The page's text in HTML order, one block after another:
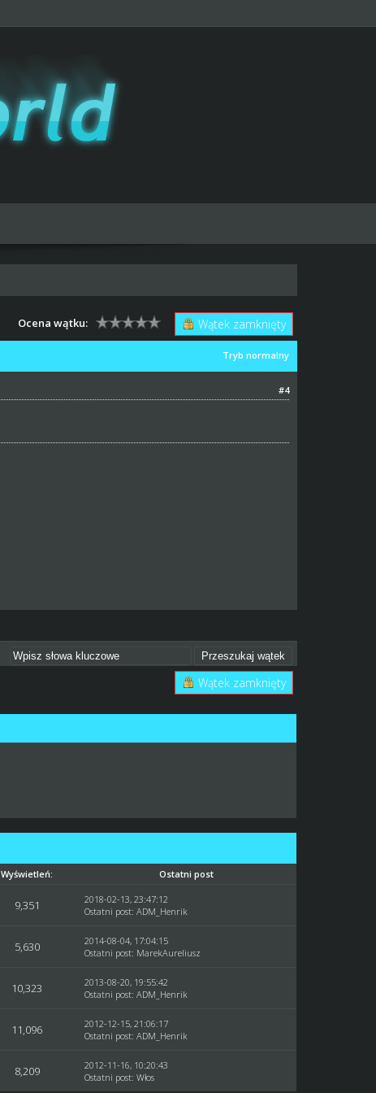
Wątek zamknięty
Ocena wątku:
Tryb normalny
#4
Wątek zamknięty
Wyświetleń: Ostatni post
9,351
2018-02-13, 23:47:12
Ostatni post:ADM_Henrik
5,630
2014-08-04, 17:04:15
Ostatni post: MarekAureliusz
10,323
2013-08-20, 19:55:42
Ostatni post:ADM_Henrik
11,096
2012-12-15, 21:06:17
Ostatni post:ADM_Henrik
8,209
2012-11-16, 10:20:43
Ostatni post:Włos